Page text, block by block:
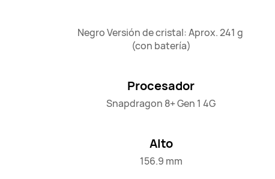
Negro Versión de cristal: Aprox. 241 g
(con batería)
Procesador
Snapdragon 8+ Gen 1 4G
Alto
156.9 mm